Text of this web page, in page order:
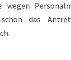
wegen
das